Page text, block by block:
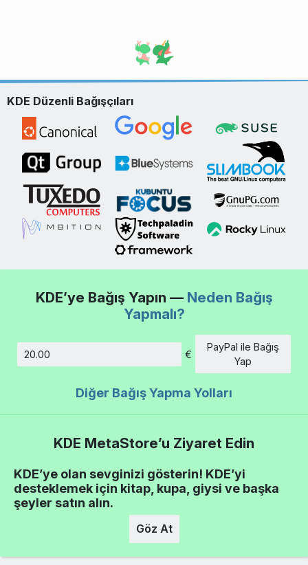
KDE Düzenli Bağışçıları
KDE’ye Bağış Yapın — Neden Bağış
Yapmalı?
€
PayPal ile Bağış
Yap
Diğer Bağış Yapma Yolları
KDE MetaStore’u Ziyaret Edin
KDE’ye olan sevginizi gösterin! KDE’yi
desteklemek için kitap, kupa, giysi ve başka
şeyler satın alın.
Göz At